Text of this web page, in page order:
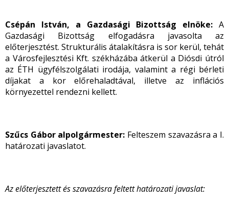
Csépán István, a Gazdasági Bizottság elnöke: A
Gazdasági Bizottság elfogadásra javasolta az
előterjesztést. Strukturális átalakításra is sor kerül, tehát
a Városfejlesztési Kft. székházába átkerül a Diósdi útról
az ÉTH ügyfélszolgálati irodája, valamint a régi bérleti
díjakat a kor előrehaladtával, illetve az inflációs
környezettel rendezni kellett.
Szűcs Gábor alpolgármester: Felteszem szavazásra a I.
határozati javaslatot.
Az előterjesztett és szavazásra feltett határozati javaslat: